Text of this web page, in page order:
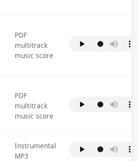
PDF
multitrack
music score
PDF
multitrack
music score
Instrumental
MP3